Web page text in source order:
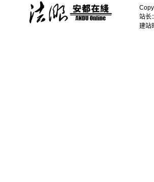
站长
建站